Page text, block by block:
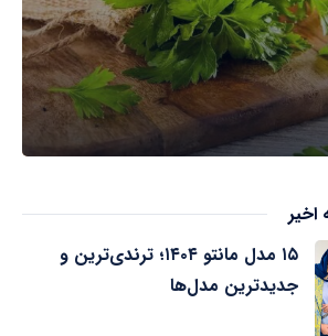
اخیر
۱۵ مدل مانتو ۱۴۰۴؛ ترندی‌ترین و
جدیدترین مدل‌ها